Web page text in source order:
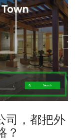
司，都把外
？